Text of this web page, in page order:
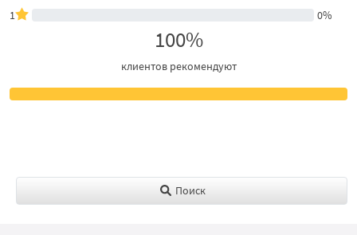
1
0%
100%
клиентов рекомендуют
Поиск